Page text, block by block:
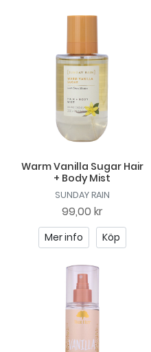
Warm Vanilla Sugar Hair
+ Body Mist
SUNDAY RAIN
99,00 kr
Mer info Köp